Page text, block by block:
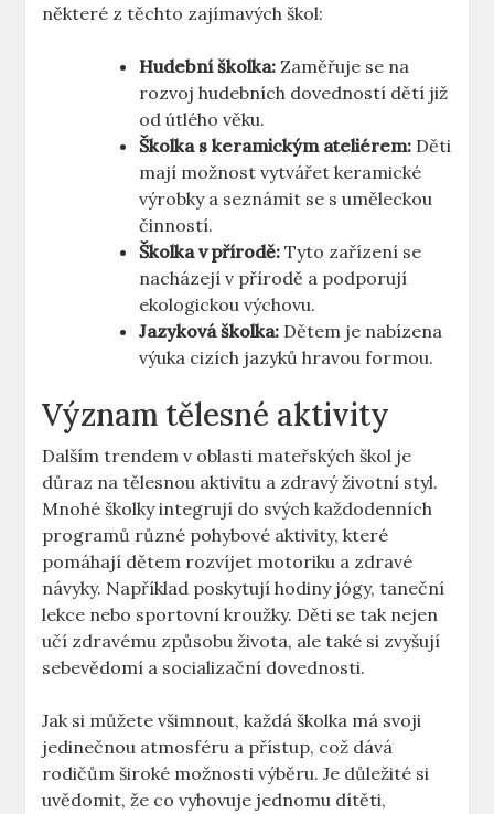
některé z těchto zajímavých škol:
Hudební školka: Zaměřuje se na
rozvoj hudebních dovedností dětí již
od útlého věku.
Školka s keramickým ateliérem: Děti
mají možnost vytvářet keramické
výrobky a seznámit se s uměleckou
činností.
Školka v přírodě: Tyto zařízení se
nacházejí v přírodě a podporují
ekologickou výchovu.
Jazyková školka: Dětem je nabízena
výuka cizích jazyků hravou formou.
Význam tělesné aktivity
Dalším trendem v oblasti mateřských škol je
důraz na tělesnou aktivitu a zdravý životní styl.
Mnohé školky integrují do svých každodenních
programů různé pohybové aktivity, které
pomáhají dětem rozvíjet motoriku a zdravé
návyky. Například poskytují hodiny jógy, taneční
lekce nebo sportovní kroužky. Děti se tak nejen
učí zdravému způsobu života, ale také si zvyšují
sebevědomí a socializační dovednosti.
Jak si můžete všimnout, každá školka má svoji
jedinečnou atmosféru a přístup, což dává
rodičům široké možnosti výběru. Je důležité si
uvědomit, že co vyhovuje jednomu dítěti,